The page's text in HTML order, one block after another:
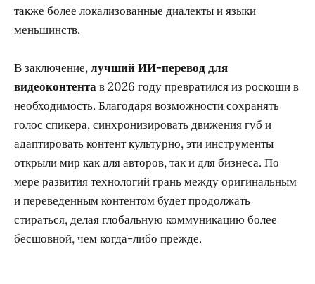
также более локализованные диалекты и языки
меньшинств.
В заключение,лучший ИИ-перевод для
видеоконтентав 2026 году превратился из роскоши в
необходимость. Благодаря возможности сохранять
голос спикера, синхронизировать движения губ и
адаптировать контент культурно, эти инструменты
открыли мир как для авторов, так и для бизнеса. По
мере развития технологий грань между оригинальным
и переведенным контентом будет продолжать
стираться, делая глобальную коммуникацию более
бесшовной, чем когда-либо прежде.